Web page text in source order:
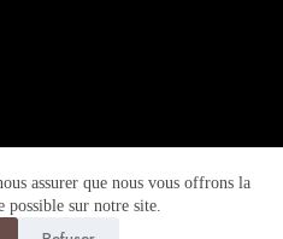
assurer que nous vous offrons la
possible sur notre site.
PACKAGING